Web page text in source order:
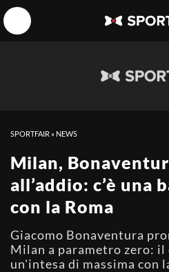
SPORTFAIR » NEWS
Milan,
all’addio: c’è una
con la Roma
Giacomo Bonaventura
Milan a parametro zero: il
un'intesa di massima con